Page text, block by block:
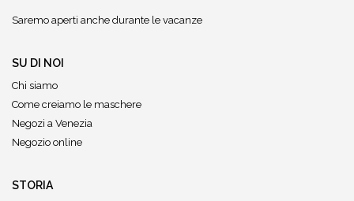
Saremo aperti anche durante le vacanze
SU DI NOI
Chi siamo
Come creiamo le maschere
Negozi a Venezia
Negozio online
STORIA